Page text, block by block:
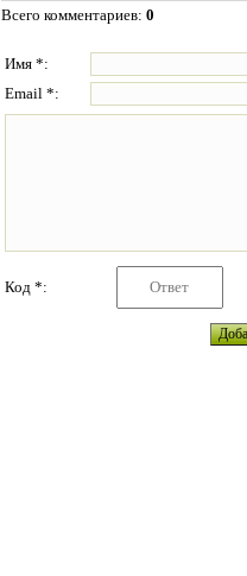
Всего комментариев: 0
Имя *:
Email *:
Код *: